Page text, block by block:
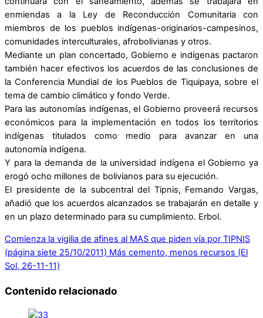
enmiendas a la Ley de Reconducción Comunitaria con
miembros de los pueblos indígenas-originarios-campesinos,
comunidades interculturales, afrobolivianas y otros.
Mediante un plan concertado, Gobierno e indígenas pactaron
también hacer efectivos los acuerdos de las conclusiones de
la Conferencia Mundial de los Pueblos de Tiquipaya, sobre el
tema de cambio climático y fondo Verde.
Para las autonomías indígenas, el Gobierno proveerá recursos
económicos para la implementación en todos los territorios
indígenas titulados como medio para avanzar en una
autonomía indígena.
Y para la demanda de la universidad indígena el Gobierno ya
erogó ocho millones de bolivianos para su ejecución.
El presidente de la subcentral del Tipnis, Fernando Vargas,
añadió que los acuerdos alcanzados se trabajarán en detalle y
en un plazo determinado para su cumplimiento. Erbol.
Comienza la vigilia de afines al MAS que piden vía por TIPNIS
(página siete 25/10/2011) Más cemento, menos recursos (El
Sol, 26-11-11)
Contenido relacionado